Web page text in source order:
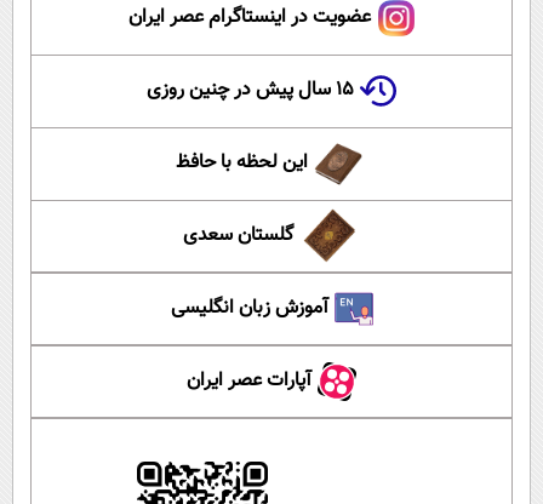
عضویت در اینستاگرام عصر ایران
۱۵ سال پیش در چنین روزی
این لحظه با حافظ
گلستان سعدی
آموزش زبان انگلیسی
آپارات عصر ایران